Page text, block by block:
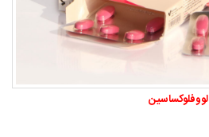
لووفلوکساسین